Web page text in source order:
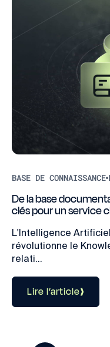
BASE DE CONNAISSANCE
De la base
clés pour un service
L'Intelligence
révolutionne le
relati...
Lire l’article